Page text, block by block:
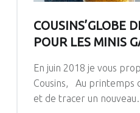
COUSINS’GLOBE
POUR LES MINIS
En juin 2018 je vous
Cousins, Au printemps
et de tracer un